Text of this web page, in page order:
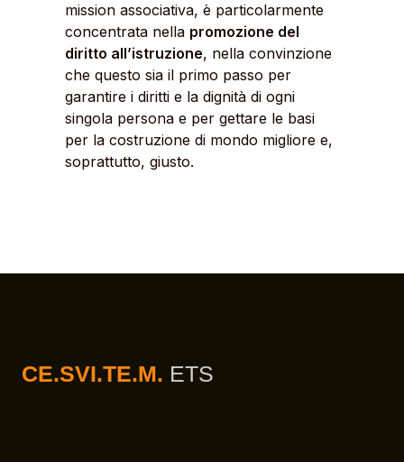
mission associativa, è particolarmente
concentrata nella promozione del
diritto all’istruzione, nella convinzione
che questo sia il primo passo per
garantire i diritti e la dignità di ogni
singola persona e per gettare le basi
per la costruzione di mondo migliore e,
soprattutto, giusto.
CE.SVI.TE.M. ETS